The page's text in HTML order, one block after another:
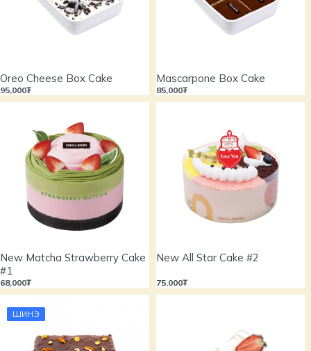
Oreo Cheese Box Cake
95,000₮
Mascarpone Box Cake
85,000₮
New Matcha Strawberry Cake
#1
68,000₮
New All Star Cake #2
75,000₮
ШИНЭ